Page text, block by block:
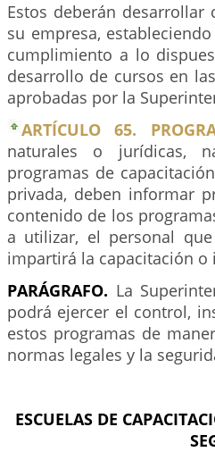
Estos deberán
su empresa,
cumplimiento a lo
desarrollo de cursos en
aprobadas por la
ARTÍCULO 65.
naturales o jurídicas,
programas de
privada, deben informar
contenido de los
a utilizar, el personal
impartirá la capacitación o
PARÁGRAFO. La
podrá ejercer el control,
estos programas de
normas legales y la
ESCUELAS DE